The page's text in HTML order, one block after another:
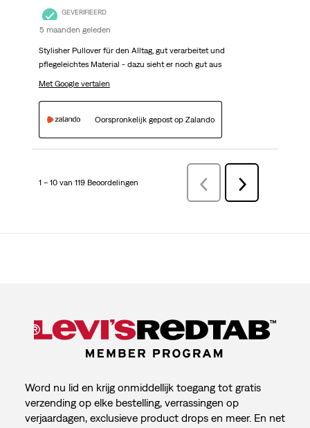
GEVERIFIEERD
5 maanden geleden
Stylisher Pullover für den Alltag, gut verarbeitet und
pflegeleichtes Material - dazu sieht er noch gut aus
Met Google vertalen
Oorspronkelijk gepost op Zalando
1 – 10 van 119 Beoordelingen VorigeBeoordelingen
Volgende
Beoordelingen
Word nu lid en krijg onmiddellijk toegang tot gratis
verzending op elke bestelling, verrassingen op
verjaardagen, exclusieve product drops en meer. En net